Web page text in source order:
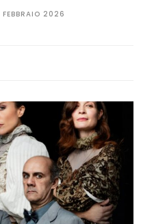
2026